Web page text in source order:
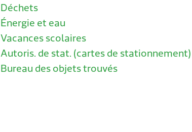
Déchets
Énergie et eau
Vacances scolaires
Autoris. de stat. (cartes de stationnement)
Bureau des objets trouvés